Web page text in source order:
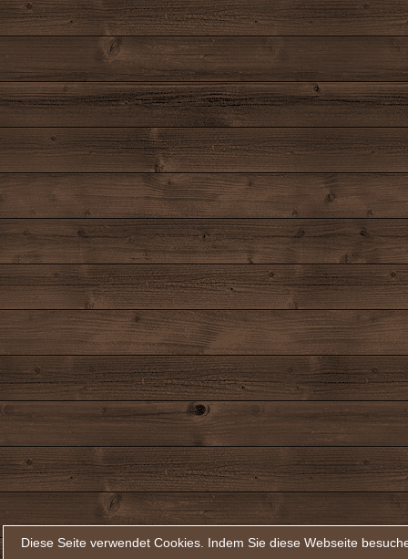
Diese Seite verwendet Cookies. Indem Sie diese Webseite